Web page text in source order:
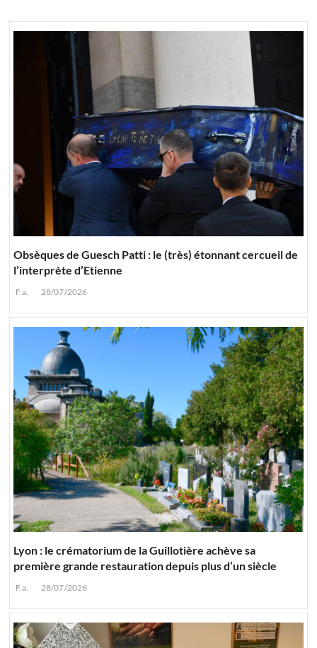
Obsèques de Guesch Patti : le (très) étonnant cercueil de
l’interprète d’Etienne
F.a. 28/07/2026
Lyon : le crématorium de la Guillotière achève sa
première grande restauration depuis plus d’un siècle
F.a. 28/07/2026